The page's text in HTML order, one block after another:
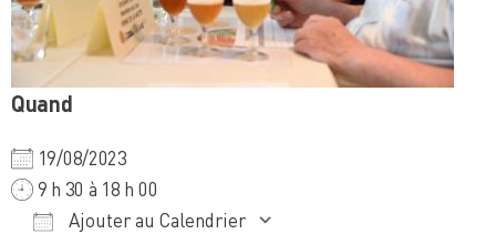
Quand
19/08/2023
9 h 30 à 18 h 00
Ajouter au Calendrier